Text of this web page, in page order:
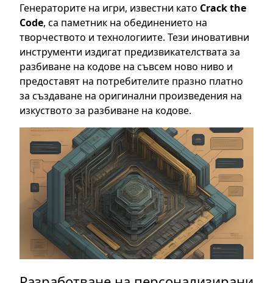
Генераторите на игри, известни като Crack the
Code, са паметник на обединението на
творчеството и технологиите. Тези иновативни
инструменти издигат предизвикателствата за
разбиване на кодове на съвсем ново ниво и
предоставят на потребителите празно платно
за създаване на оригинални произведения на
изкуството за разбиване на кодове.